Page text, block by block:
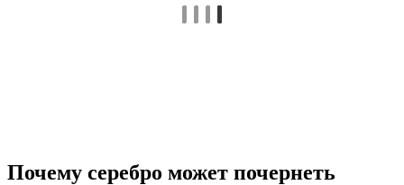
Почему серебро может почернеть